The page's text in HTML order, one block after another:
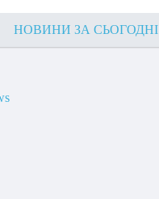
НОВИНИ ЗА СЬОГОДНІ